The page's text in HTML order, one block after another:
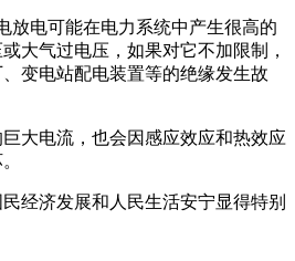
放电可能在电力系统中产生很高的
大气过电压，如果对它不加限制，
变电站配电装置等的绝缘发生故
大电流，也会因感应效应和热效应
经济发展和人民生活安宁显得特别